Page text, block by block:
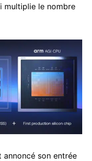
multiplie le nombre
annoncé son entrée